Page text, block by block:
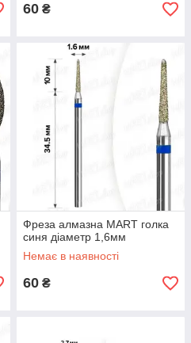
60 ₴
Фреза алмазна MART голка
синя діаметр 1,6мм
Немає в наявності
60 ₴